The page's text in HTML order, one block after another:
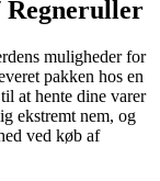
muligheder for
pakken hos en
at hente dine varer
ekstremt nem, og
ved køb af